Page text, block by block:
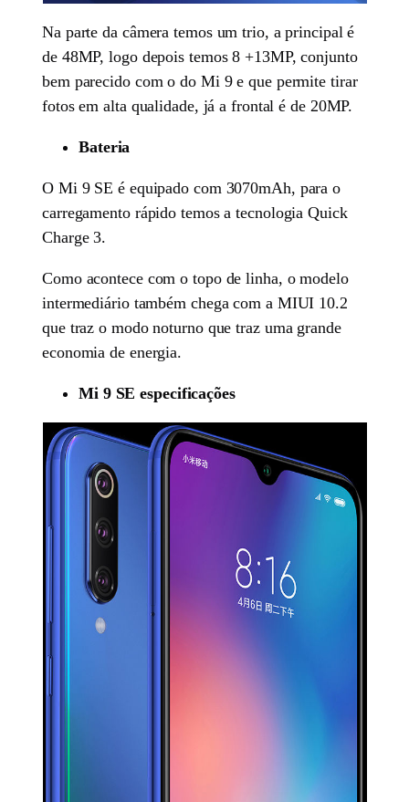
Na parte da câmera temos um trio, a principal é
de 48MP, logo depois temos 8 +13MP, conjunto
bem parecido com o do Mi 9 e que permite tirar
fotos em alta qualidade, já a frontal é de 20MP.
Bateria
O Mi 9 SE é equipado com 3070mAh, para o
carregamento rápido temos a tecnologia Quick
Charge 3.
Como acontece com o topo de linha, o modelo
intermediário também chega com a MIUI 10.2
que traz o modo noturno que traz uma grande
economia de energia.
Mi 9 SE especificações